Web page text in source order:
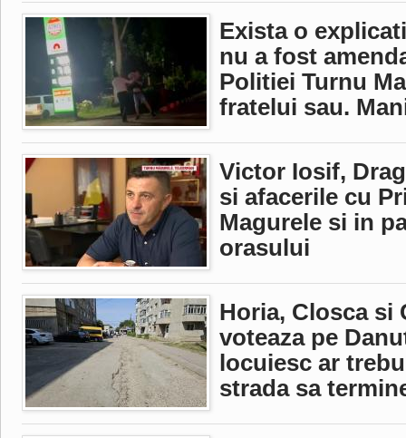
Exista o
nu a fost
Politiei Turnu
fratelui sau.
Victor Iosif,
si afacerile cu
Magurele si in
orasului
Horia, Closca si
voteaza pe
locuiesc ar
strada sa